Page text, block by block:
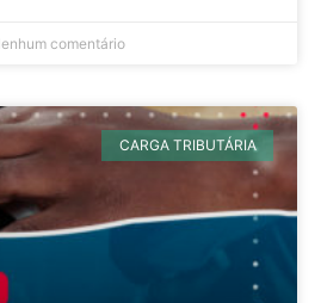
comentário
CARGA TRIBUTÁRIA